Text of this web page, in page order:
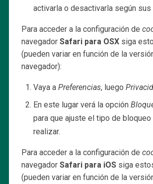
activarla o desactivarla según
Para acceder a la configuración de
navegador Safari para OSXsiga
(pueden variar en función de la
navegador):
Vaya a Preferencias, luego
En este lugar verá la opción
para que ajuste el tipo de
realizar.
Para acceder a la configuración de
navegador Safari para iOSsiga
(pueden variar en función de la